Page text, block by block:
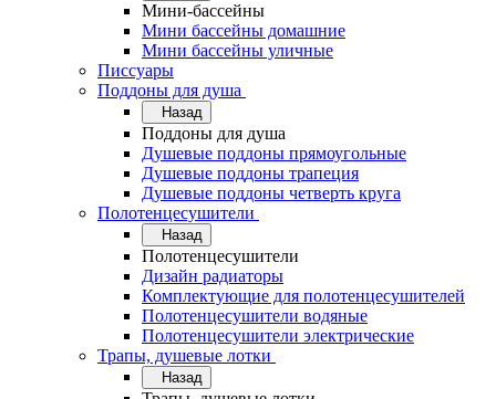
Мини-бассейны
Мини бассейны домашние
Мини бассейны уличные
Писсуары
Поддоны для душа
Назад
Поддоны для душа
Душевые поддоны прямоугольные
Душевые поддоны трапеция
Душевые поддоны четверть круга
Полотенцесушители
Назад
Полотенцесушители
Дизайн радиаторы
Комплектующие для полотенцесушителей
Полотенцесушители водяные
Полотенцесушители электрические
Трапы, душевые лотки
Назад